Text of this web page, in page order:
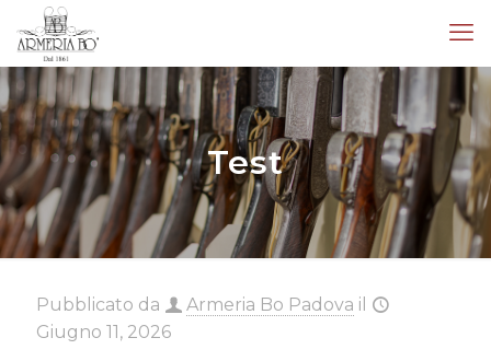
Test
Pubblicato da Armeria Bo Padova il
Giugno 11, 2026